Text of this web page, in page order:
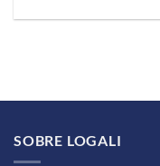
SOBRE LOGALI